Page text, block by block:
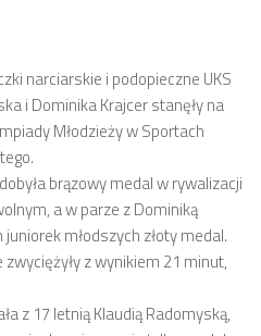
narciarskie i podopieczne UKS
i Dominika Krajcer stanęły na
Młodzieży w Sportach
brązowy medal w rywalizacji
a w parze z Dominiką
młodszych złoty medal.
z wynikiem 21 minut,
z 17 letnią Klaudią Radomyską,